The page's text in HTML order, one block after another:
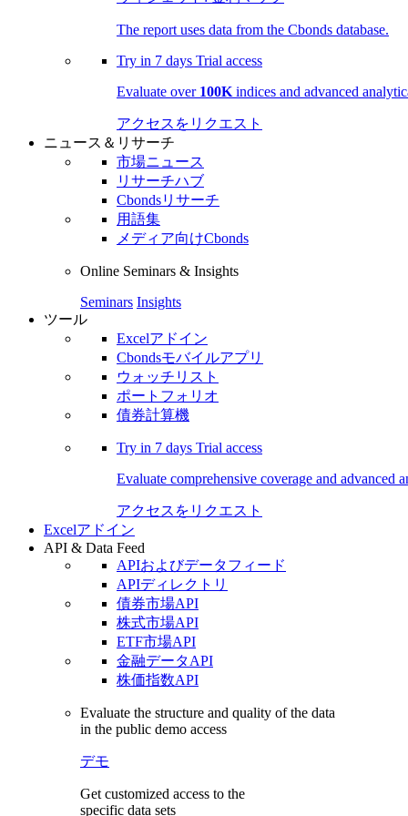
The report uses data from the Cbonds database.
Try in 7 days Trial access
Evaluate over 100K indices and advanced
アクセスをリクエスト
ニュース＆リサーチ
市場ニュース
リサーチハブ
Cbondsリサーチ
用語集
メディア向けCbonds
Online Seminars & Insights
Seminars Insights
ツール
Excelアドイン
Cbondsモバイルアプリ
ウォッチリスト
ポートフォリオ
債券計算機
Try in 7 days Trial access
Evaluate comprehensive coverage and advanced
アクセスをリクエスト
Excelアドイン
API & Data Feed
APIおよびデータフィード
APIディレクトリ
債券市場API
株式市場API
ETF市場API
金融データAPI
株価指数API
Evaluate the structure and quality of the data
in the public demo access
デモ
Get customized access to the
specific data sets